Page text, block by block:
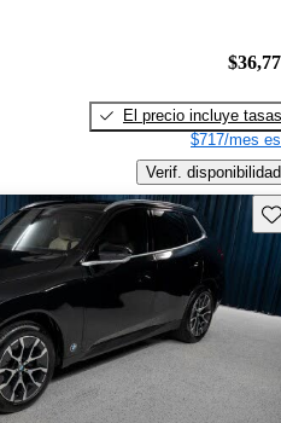
El precio incluye tasas
$717/mes
Verif. disponibilidad